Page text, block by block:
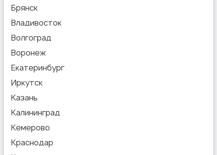
Брянск
Владивосток
Волгоград
Воронеж
Екатеринбург
Иркутск
Казань
Калининград
Кемерово
Краснодар